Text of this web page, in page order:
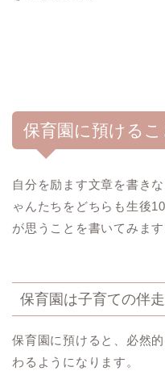
保育園に預ける
自分を励ます文章を書き
ゃんたちをどちらも生後
が思うことを書いてみます
保育園は子育ての伴
保育園に預けると、必然
わるようになります。